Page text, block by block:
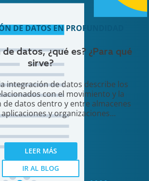
DE DATOS EN PROFUNDIDAD
datos, ¿qué es? ¿Para qué
sirve?
integración de datos describe los
con el movimiento y la
de datos dentro y entre almacenes
y organizaciones…
LEER MÁS
IR AL BLOG